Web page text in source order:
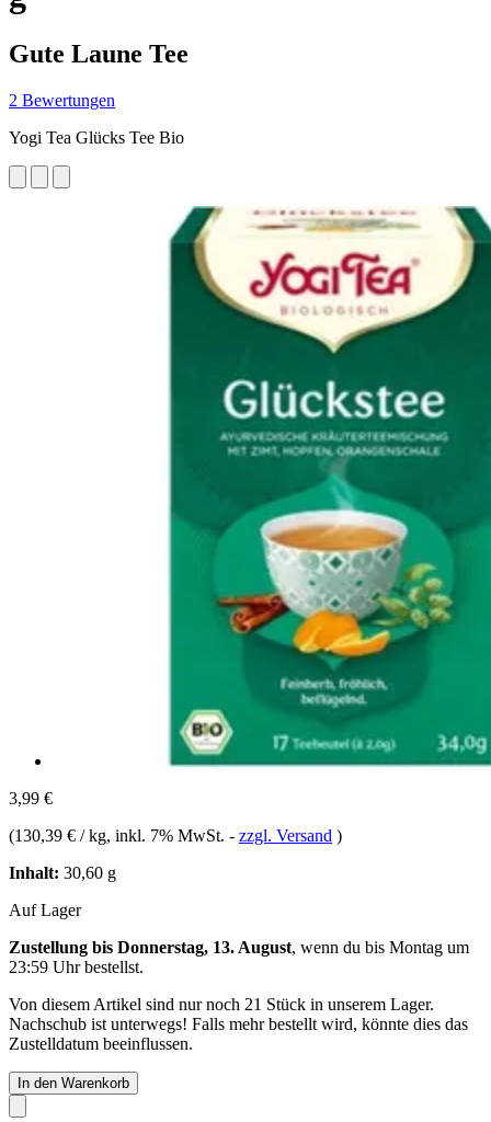
Gute Laune Tee
2 Bewertungen
Yogi Tea Glücks Tee Bio
3,99 €
(130,39 € / kg, inkl. 7% MwSt. - zzgl. Versand )
Inhalt: 30,60 g
Auf Lager
Zustellung bis Donnerstag, 13. August, wenn du bis Montag um
23:59 Uhrbestellst.
Von diesem Artikel sind nur noch 21 Stück in unserem Lager.
Nachschub ist unterwegs! Falls mehr bestellt wird, könnte dies das
Zustelldatum beeinflussen.
In den Warenkorb